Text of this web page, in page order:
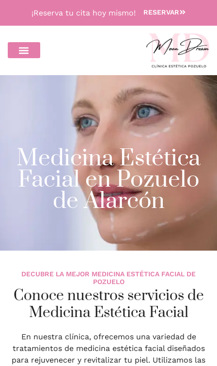
¡Reserva tu cita hoy mismo! RESERVAR
Medicina Estética
Facial en Pozuelo
de Alarcón
DECUBRE LA MEJOR MEDICINA ESTÉTICA FACIAL DE
POZUELO
Conoce nuestros servicios de
Medicina Estética Facial
En nuestra clínica, ofrecemos una variedad de
tratamientos de medicina estética facial diseñados
para rejuvenecer y revitalizar tu piel. Utilizamos las